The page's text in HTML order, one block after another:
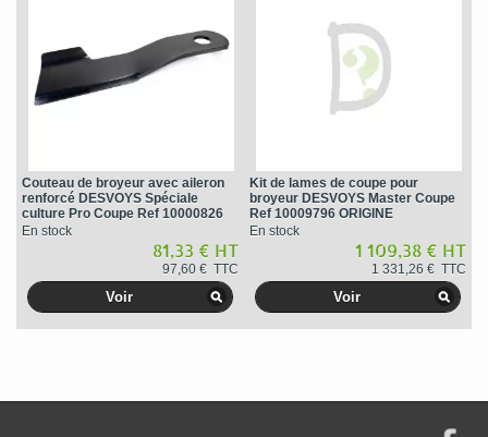
Couteau de broyeur avec aileron
renforcé DESVOYS Spéciale
culture Pro Coupe Ref 10000826
ORIGINE
En stock
81,33 € HT
97,60 € TTC
Voir
Kit de lames de coupe pour
broyeur DESVOYS Master Coupe
Ref 10009796 ORIGINE
En stock
1 109,38 € HT
1 331,26 € TTC
Voir